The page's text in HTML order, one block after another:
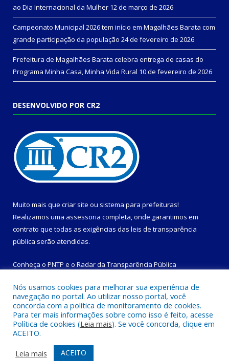
ao Dia Internacional da Mulher 12 de março de 2026
Campeonato Municipal 2026 tem início em Magalhães Barata com
grande participação da população 24 de fevereiro de 2026
Prefeitura de Magalhães Barata celebra entrega de casas do
Programa Minha Casa, Minha Vida Rural 10 de fevereiro de 2026
DESENVOLVIDO POR CR2
Muito mais que criar site ou sistema para prefeituras!
Realizamos uma assessoria completa, onde garantimos em
contrato que todas as exigências das leis de transparência
pública serão atendidas.
Conheça o PNTP e o Radar da Transparência Pública
Todos os direitos reservados a Prefeitura Municipal de
Magalhães Barata.
Mapa do Site
Acessar Área Administrativa
Nós usamos cookies para melhorar sua experiência de
navegação no portal. Ao utilizar nosso portal, você
concorda com a política de monitoramento de cookies.
Para ter mais informações sobre como isso é feito, acesse
Política de cookies (Leia mais). Se você concorda, clique em
ACEITO.
Leia mais
ACEITO